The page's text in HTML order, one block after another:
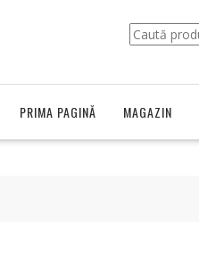
Caută
după:
PRIMA PAGINĂ MAGAZIN